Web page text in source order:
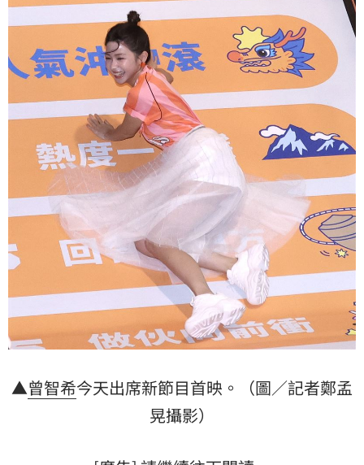
▲曾智希今天出席新節目首映。（圖／記者鄭孟
晃攝影）